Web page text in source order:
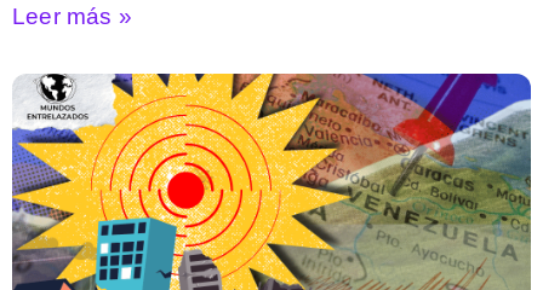
Leer más »